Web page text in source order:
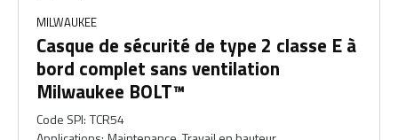
MILWAUKEE
Casque de sécurité de type 2 classe E à
bord complet sans ventilation
Milwaukee BOLT™
Code SPI: TCR54